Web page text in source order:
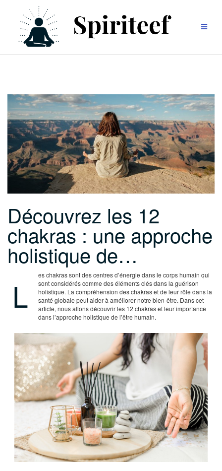
contenu
Découvrez les 12
chakras : une approche
holistique de…
L
es chakras sont des centres d’énergie dans le corps humain qui
sont considérés comme des éléments clés dans la guérison
holistique. La compréhension des chakras et de leur rôle dans la
santé globale peut aider à améliorer notre bien-être. Dans cet
article, nous allons découvrir les 12 chakras et leur importance
dans l’approche holistique de l’être humain.